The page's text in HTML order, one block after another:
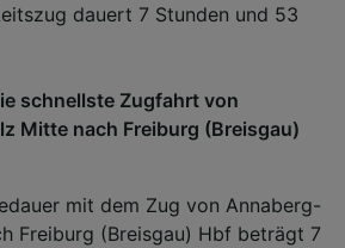
dauert 7 Stunden und 53
schnellste Zugfahrt von
Mitte nach Freiburg (Breisgau)
mit dem Zug von Annaberg-
Freiburg (Breisgau) Hbf beträgt 7